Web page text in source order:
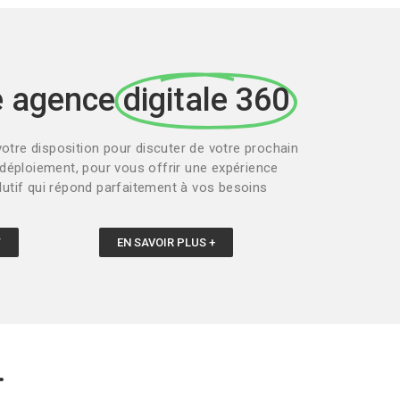
agence digitale 360
disposition pour discuter de votre prochain
pour vous offrir une expérience
qui répond parfaitement à vos besoins
EN SAVOIR PLUS +